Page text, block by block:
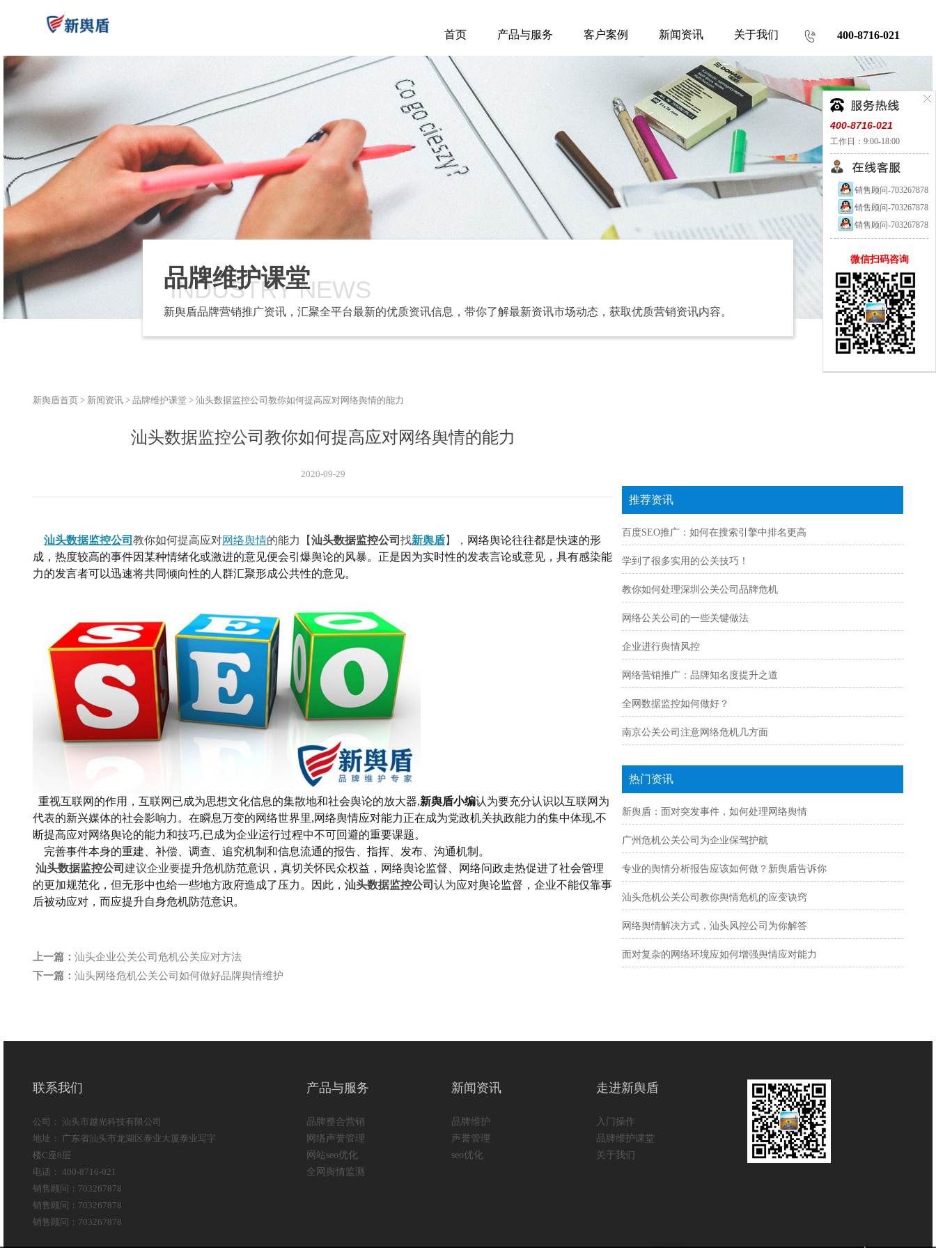
首页 产品与服务 客户案例 新闻资讯 关于我们 400-8716-021
品牌维护课堂
INDUSTRY NEWS
新舆盾品牌营销推广资讯，汇聚全平台最新的优质资讯信息，带你了解最新资讯市场动态，获取优质营销资讯内容。
新舆盾首页 > 新闻资讯 > 品牌维护课堂 > 汕头数据监控公司教你如何提高应对网络舆情的能力
汕头数据监控公司教你如何提高应对网络舆情的能力
2020-09-29
汕头数据监控公司 教你如何提高应对网络舆情的能力 【汕头数据监控公司 找新舆盾】， 网络舆论往往都是快速的形
成，热度较高的事件因某种情绪化或激进的意见便会引爆舆论的风暴。正是因为实时性的发表言论或意见，具有感染能
力的发言者可以迅速将共同倾向性的人群汇聚形成公共性的意见。
重视互联网的作用， 互联网已成为思想文化信息的集散地和社会舆论的放大器,新舆盾小编认为要充分认识以互联网为
代表的新兴媒体的社会影响力。在瞬息万变的网络世界里,网络舆情应对能力正在成为党政机关执政能力的集中体现,不
断提高应对网络舆论的能力和技巧,已成为企业运行过程中不可回避的重要课题。
完善事件本身的重建、补偿、调查、追究机制和信息流通的报告、指挥、发布、沟通机制。
汕头数据监控公司 建议企业要提升危机防范意识，真切关怀民众权益， 网络舆论监督、网络问政走热促进了社会管理
的更加规范化，但无形中也给一些地方政府造成了压力。因此， 汕头数据监控公司 认为应对舆论监督， 企业不能仅靠事
后被动应对，而应提升自身危机防范意识。
上一篇： 汕头企业公关公司危机公关应对方法
下一篇： 汕头网络危机公关公司如何做好品牌舆情维护
推荐资讯
百度SEO推广：如何在搜索引擎中排名更高
学到了很多实用的公关技巧！
教你如何处理深圳公关公司品牌危机
网络公关公司的一些关键做法
企业进行舆情风控
网络营销推广：品牌知名度提升之道
全网数据监控如何做好？
南京公关公司注意网络危机几方面
热门资讯
新舆盾：面对突发事件，如何处理网络舆情
广州危机公关公司为企业保驾护航
专业的舆情分析报告应该如何做？新舆盾告诉你
汕头危机公关公司教你舆情危机的应变诀窍
网络舆情解决方式，汕头风控公司为你解答
面对复杂的网络环境应如何增强舆情应对能力
联系我们
公司： 汕头市越光科技有限公司
地址： 广东省汕头市龙湖区泰业大厦泰业写字
楼C座8层
电话： 400-8716-021
销售顾问：703267878
销售顾问：703267878
销售顾问：703267878
产品与服务
品牌整合营销
网络声誉管理
网站seo优化
全网舆情监测
新闻资讯
品牌维护
声誉管理
seo优化
走进新舆盾
入门操作
品牌维护课堂
关于我们
400-8716-021
工作日：9:00-18:00
销售顾问-703267878
销售顾问-703267878
销售顾问-703267878
微信扫码咨询